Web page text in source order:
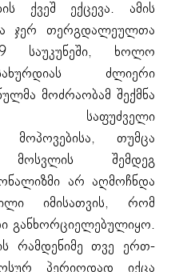
ქვეშ ექცევა. ამის
ჯერ თერგდალეულთა
საუკუნეში, ხოლო
ძლიერი
მოძრაობამ შექმნა
საფუძველი
მოპოვებისა, თუმცა
მოსვლის შემდეგ
არ აღმოჩნდა
იმისათვის, რომ
განხორციელებულიყო.
რამდენიმე თვე ერთ-
პერიოდად იქცა